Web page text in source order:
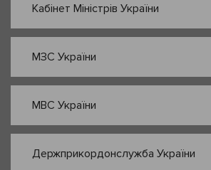
Кабінет Міністрів України
МЗС України
МВС України
Держприкордонслужба України